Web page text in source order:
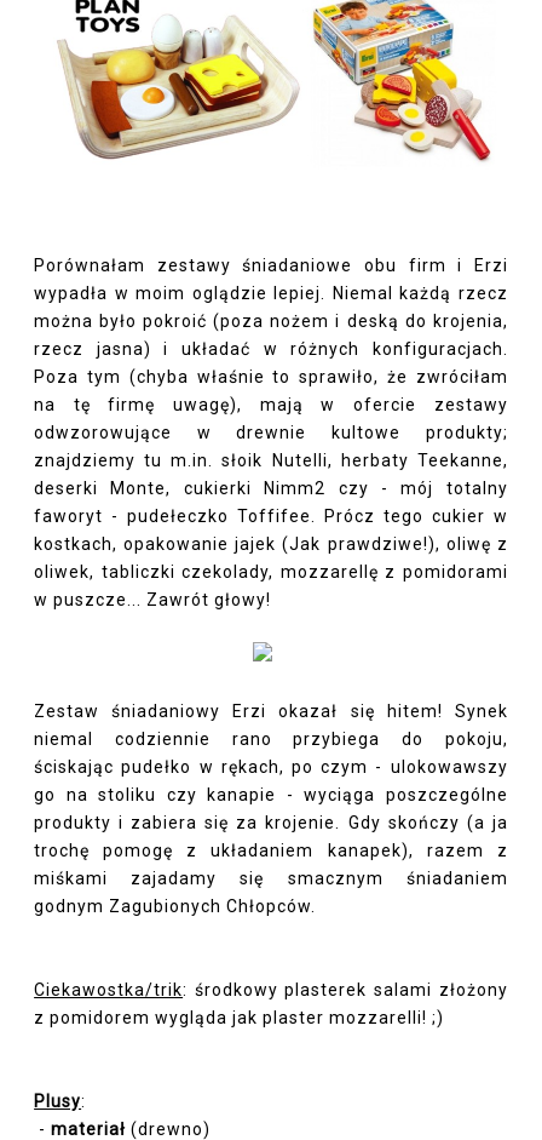
Porównałam zestawy śniadaniowe obu firm i Erzi
wypadła w moim oglądzie lepiej. Niemal każdą rzecz
można było pokroić (poza nożem i deską do krojenia,
rzecz jasna) i układać w różnych konfiguracjach.
Poza tym (chyba właśnie to sprawiło, że zwróciłam
na tę firmę uwagę), mają w ofercie zestawy
odwzorowujące w drewnie kultowe produkty;
znajdziemy tu m.in. słoik Nutelli, herbaty Teekanne,
deserki Monte, cukierki Nimm2 czy - mój totalny
faworyt - pudełeczko Toffifee. Prócz tego cukier w
kostkach, opakowanie jajek (Jak prawdziwe!), oliwę z
oliwek, tabliczki czekolady, mozzarellę z pomidorami
w puszcze... Zawrót głowy!
Zestaw śniadaniowy Erzi okazał się hitem! Synek
niemal codziennie rano przybiega do pokoju,
ściskając pudełko w rękach, po czym - ulokowawszy
go na stoliku czy kanapie - wyciąga poszczególne
produkty i zabiera się za krojenie. Gdy skończy (a ja
trochę pomogę z układaniem kanapek), razem z
miśkami zajadamy się smacznym śniadaniem
godnym Zagubionych Chłopców.
Ciekawostka/trik: środkowy plasterek salami złożony
z pomidorem wygląda jak plaster mozzarelli! ;)
Plusy:
-materiał(drewno)